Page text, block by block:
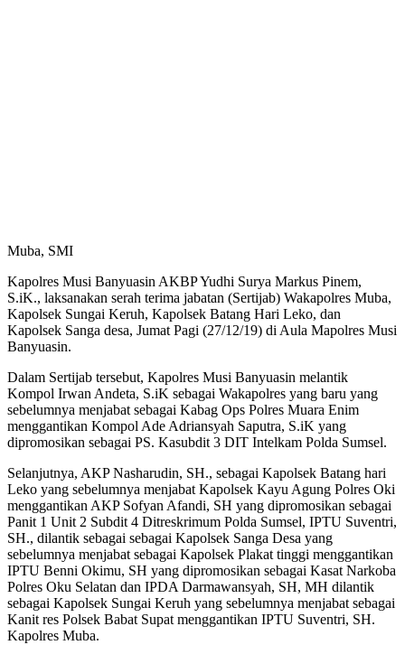
Muba, SMI
Kapolres Musi Banyuasin AKBP Yudhi Surya Markus Pinem,
S.iK., laksanakan serah terima jabatan (Sertijab) Wakapolres Muba,
Kapolsek Sungai Keruh, Kapolsek Batang Hari Leko, dan
Kapolsek Sanga desa, Jumat Pagi (27/12/19) di Aula Mapolres Musi
Banyuasin.
Dalam Sertijab tersebut, Kapolres Musi Banyuasin melantik
Kompol Irwan Andeta, S.iK sebagai Wakapolres yang baru yang
sebelumnya menjabat sebagai Kabag Ops Polres Muara Enim
menggantikan Kompol Ade Adriansyah Saputra, S.iK yang
dipromosikan sebagai PS. Kasubdit 3 DIT Intelkam Polda Sumsel.
Selanjutnya, AKP Nasharudin, SH., sebagai Kapolsek Batang hari
Leko yang sebelumnya menjabat Kapolsek Kayu Agung Polres Oki
menggantikan AKP Sofyan Afandi, SH yang dipromosikan sebagai
Panit 1 Unit 2 Subdit 4 Ditreskrimum Polda Sumsel, IPTU Suventri,
SH., dilantik sebagai sebagai Kapolsek Sanga Desa yang
sebelumnya menjabat sebagai Kapolsek Plakat tinggi menggantikan
IPTU Benni Okimu, SH yang dipromosikan sebagai Kasat Narkoba
Polres Oku Selatan dan IPDA Darmawansyah, SH, MH dilantik
sebagai Kapolsek Sungai Keruh yang sebelumnya menjabat sebagai
Kanit res Polsek Babat Supat menggantikan IPTU Suventri, SH.
Kapolres Muba.